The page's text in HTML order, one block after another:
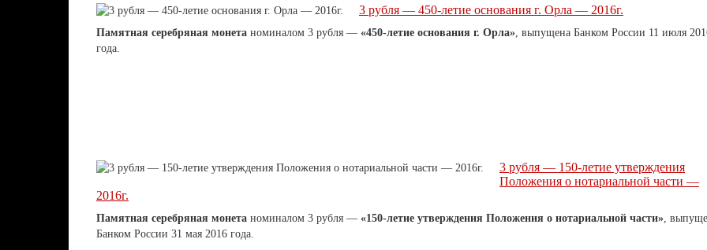
3 рубля — 450-летие основания г. Орла — 2016г.
Памятная серебряная монета номиналом 3 рубля — «450-летие основания г. Орла», выпущена Банком России 11 июля
года.
3 рубля — 150-летие утверждения
Положения о нотариальной части —
2016г.
Памятная серебряная монета номиналом 3 рубля — «150-летие утверждения Положения о нотариальной части»,
Банком России 31 мая 2016 года.